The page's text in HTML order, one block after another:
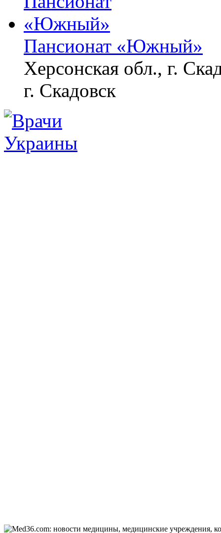
Пансионат «Южный»
Херсонская обл., г.
г. Скадовск